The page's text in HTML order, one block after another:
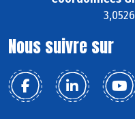
Nous suivre sur